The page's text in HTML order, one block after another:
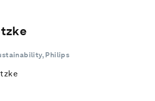
Philips